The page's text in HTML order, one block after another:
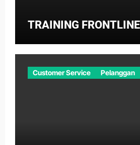
TRAINING
Customer Service Pelanggan